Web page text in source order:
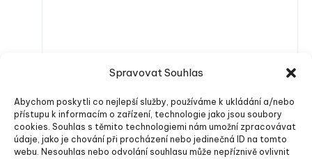
Spravovat Souhlas
Abychom poskytli co nejlepší služby, používáme k ukládání a/nebo
přístupu k informacím o zařízení, technologie jako jsou soubory
cookies. Souhlas s těmito technologiemi nám umožní zpracovávat
údaje, jako je chování při procházení nebo jedinečná ID na tomto
webu. Nesouhlas nebo odvolání souhlasu může nepříznivě ovlivnit